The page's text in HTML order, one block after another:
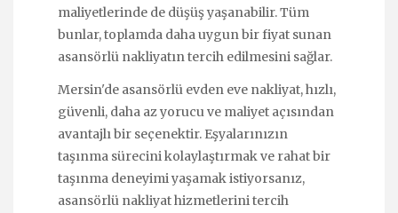
maliyetlerinde de düşüş yaşanabilir. Tüm
bunlar, toplamda daha uygun bir fiyat sunan
asansörlü nakliyatın tercih edilmesini sağlar.
Mersin'de asansörlü evden eve nakliyat, hızlı,
güvenli, daha az yorucu ve maliyet açısından
avantajlı bir seçenektir. Eşyalarınızın
taşınma sürecini kolaylaştırmak ve rahat bir
taşınma deneyimi yaşamak istiyorsanız,
asansörlü nakliyat hizmetlerini tercih